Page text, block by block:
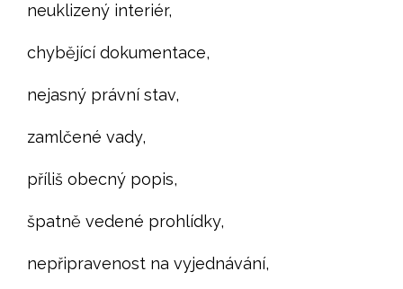
neuklizený interiér,
chybějící dokumentace,
nejasný právní stav,
zamlčené vady,
příliš obecný popis,
špatně vedené prohlídky,
nepřipravenost na vyjednávání,